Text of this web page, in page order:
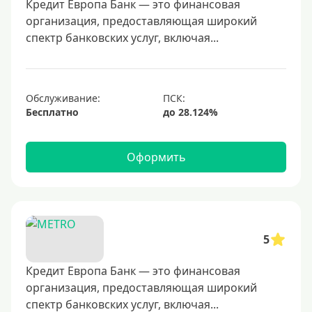
50000 руб
60000 руб
70000 руб
100000 руб
350000 руб
500000 руб
600000 руб
Кредит Европа Банк — это финансовая
организация, предоставляющая широкий
спектр банковских услуг, включая...
Обслуживание:
Бесплатно
Оформить
5
Кредит Европа Банк — это финансовая
организация, предоставляющая широкий
спектр банковских услуг, включая...